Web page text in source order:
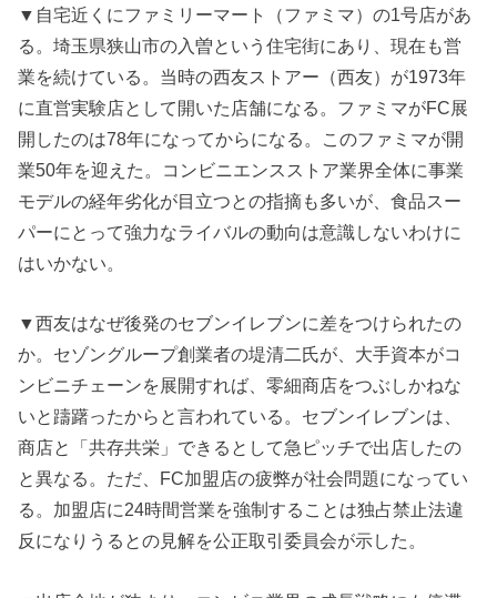
▼自宅近くにファミリーマート（ファミマ）の1号店があ
る。埼玉県狭山市の入曽という住宅街にあり、現在も営
業を続けている。当時の西友ストアー（西友）が1973年
に直営実験店として開いた店舗になる。ファミマがFC展
開したのは78年になってからになる。このファミマが開
業50年を迎えた。コンビニエンスストア業界全体に事業
モデルの経年劣化が目立つとの指摘も多いが、食品スー
パーにとって強力なライバルの動向は意識しないわけに
はいかない。
▼西友はなぜ後発のセブンイレブンに差をつけられたの
か。セゾングループ創業者の堤清二氏が、大手資本がコ
ンビニチェーンを展開すれば、零細商店をつぶしかねな
いと躊躇ったからと言われている。セブンイレブンは、
商店と「共存共栄」できるとして急ピッチで出店したの
と異なる。ただ、FC加盟店の疲弊が社会問題になってい
る。加盟店に24時間営業を強制することは独占禁止法違
反になりうるとの見解を公正取引委員会が示した。